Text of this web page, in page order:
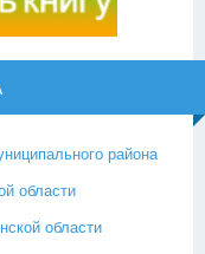
района
области
области